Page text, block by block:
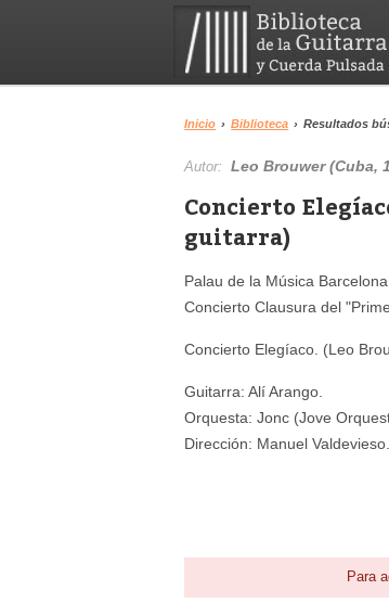
Inicio › Biblioteca › Resultados
Autor:Leo Brouwer (Cuba,
Concierto
guitarra)
Palau de la Música
Concierto Clausura del
Concierto Elegíaco. (Leo
Guitarra: Alí Arango.
Orquesta: Jonc (Jove
Dirección: Manuel Valdevieso.
Para